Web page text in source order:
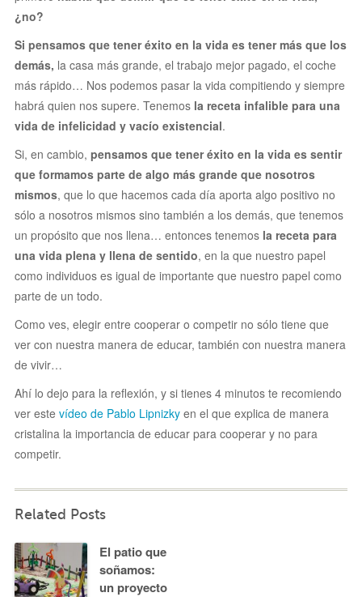
¿no?
Si pensamos que tener éxito en la vida es tener más que los
demás, la casa más grande, el trabajo mejor pagado, el coche
más rápido… Nos podemos pasar la vida compitiendo y siempre
habrá quien nos supere. Tenemos la receta infalible para una
vida de infelicidad y vacío existencial.
Si, en cambio, pensamos que tener éxito en la vida es sentir
que formamos parte de algo más grande que nosotros
mismos, que lo que hacemos cada día aporta algo positivo no
sólo a nosotros mismos sino también a los demás, que tenemos
un propósito que nos llena… entonces tenemos la receta para
una vida plena y llena de sentido, en la que nuestro papel
como individuos es igual de importante que nuestro papel como
parte de un todo.
Como ves, elegir entre cooperar o competir no sólo tiene que
ver con nuestra manera de educar, también con nuestra manera
de vivir…
Ahí lo dejo para la reflexión, y si tienes 4 minutos te recomiendo
ver este vídeo de Pablo Lipnizky en el que explica de manera
cristalina la importancia de educar para cooperar y no para
competir.
Related Posts
El patio que
soñamos:
un proyecto